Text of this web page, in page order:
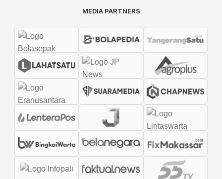
MEDIA PARTNERS